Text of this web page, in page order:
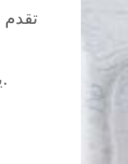
تقدم
يقوم مندوب متخصص من الشركة بزيارة منزلك في خميس مشيط لمعاينة حجم ونوعية الأثاث المراد نقله.